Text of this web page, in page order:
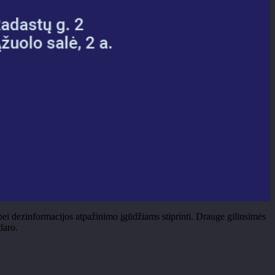
dezinformacijos atpažinimo įgūdžiams stiprinti. Drauge gilinsimės